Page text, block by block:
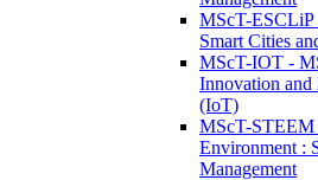
MScT-
Smart Cities
MScT-IOT -
Innovation and
(IoT)
MScT-
Environment :
Management